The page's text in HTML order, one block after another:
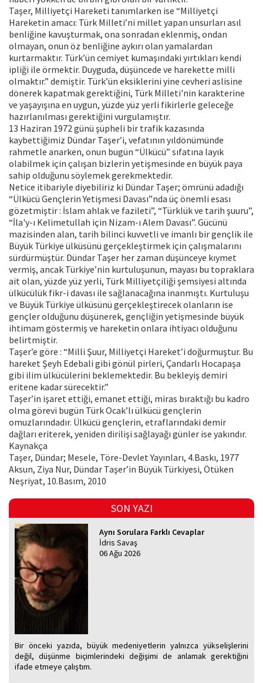
Taşer, Milliyetçi Hareketi tanımlarken ise “Milliyetçi
Hareketin amacı: Türk Milleti’ni millet yapan unsurları asıl
benliğine kavuşturmak, ona sonradan eklenmiş, ondan
olmayan, onun öz benliğine aykırı olan yamalardan
kurtarmaktır. Türk’ün cemiyet kumaşındaki yırtıkları kendi
ipliği ile örmektir. Duyguda, düşüncede ve harekette milli
olmaktır.” demiştir. Türk’ün eksiklerini yine cevheri aslisine
dönerek kapatmak gerektiğini, Türk Milleti'nin karakterine
ve yaşayışına en uygun, yüzde yüz yerli fikirlerle geleceğe
hazırlanılması gerektiğini vurgulamıştır.
13 Haziran 1972 günü şüpheli bir trafik kazasında
kaybettiğimiz Dündar Taşer’i, vefatının yıldönümünde
rahmetle anarken, onun bugün “Ülkücü” sıfatına layık
olabilmek için çalışan bizlerin yetişmesinde en büyük paya
sahip olduğunu söylemek gerekmektedir.
Netice itibariyle diyebiliriz ki Dündar Taşer; ömrünü adadığı
“Ülkücü Gençlerin Yetişmesi Davası”nda üç önemli esası
gözetmiştir : İslam ahlak ve fazileti”, “Türklük ve tarih şuuru”,
“İla'y-ı Kelimetullah için Nizam-ı Alem Davası”. Gücünü
mazisinden alan, tarih bilinci kuvvetli ve imanlı bir gençlik ile
Büyük Türkiye ülküsünü gerçekleştirmek için çalışmalarını
sürdürmüştür. Dündar Taşer her zaman düşünceye kıymet
vermiş, ancak Türkiye’nin kurtuluşunun, mayası bu topraklara
ait olan, yüzde yüz yerli, Türk Milliyetçiliği şemsiyesi altında
ülkücülük fikr-i davası ile sağlanacağına inanmıştı. Kurtuluşu
ve Büyük Türkiye ülküsünü gerçekleştirecek olanların ise
gençler olduğunu düşünerek, gençliğin yetişmesinde büyük
ihtimam göstermiş ve hareketin onlara ihtiyacı olduğunu
belirtmiştir.
Taşer’e göre : “Milli Şuur, Milliyetçi Hareket’i doğurmuştur. Bu
hareket Şeyh Edebali gibi gönül pirleri, Çandarlı Hocapaşa
gibi ilim ülkücülerini beklemektedir. Bu bekleyiş demiri
eritene kadar sürecektir.”
Taşer’in işaret ettiği, emanet ettiği, miras bıraktığı bu kadro
olma görevi bugün Türk Ocak’lı ülkücü gençlerin
omuzlarındadır. Ülkücü gençlerin, etraflarındaki demir
dağları eriterek, yeniden dirilişi sağlayağı günler ise yakındır.
Kaynakça
Taşer, Dündar; Mesele, Töre-Devlet Yayınları, 4.Baskı, 1977
Aksun, Ziya Nur, Dündar Taşer’in Büyük Türkiyesi, Ötüken
Neşriyat, 10.Basım, 2010
SON YAZI
Aynı Sorulara Farklı Cevaplar
İdris Savaş
06 Ağu 2026
Bir önceki yazıda, büyük medeniyetlerin yalnızca yükselişlerini
değil, düşünme biçimlerindeki değişimi de anlamak gerektiğini
ifade etmeye çalıştım.